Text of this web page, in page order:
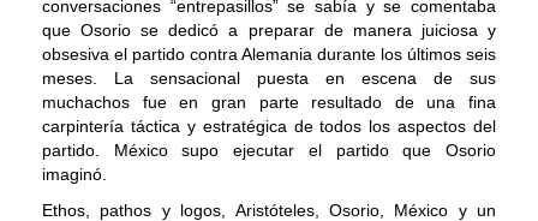
conversaciones “entrepasillos” se sabía y se comentaba
que Osorio se dedicó a preparar de manera juiciosa y
obsesiva el partido contra Alemania durante los últimos seis
meses. La sensacional puesta en escena de sus
muchachos fue en gran parte resultado de una fina
carpintería táctica y estratégica de todos los aspectos del
partido. México supo ejecutar el partido que Osorio
imaginó.
Ethos, pathos y logos, Aristóteles, Osorio, México y un